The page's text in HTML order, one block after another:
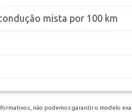
mista por 100 km
não podemos garantir o modelo